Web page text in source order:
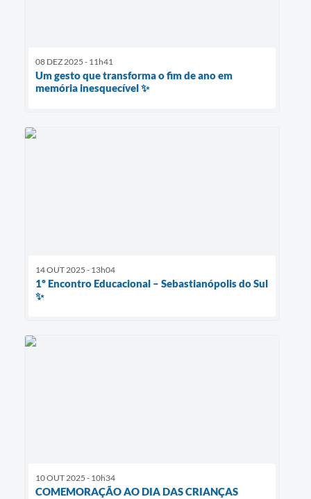
08 DEZ 2025 - 11h41
Um gesto que transforma o fim de ano em
memória inesquecível ✨
14 OUT 2025 - 13h04
1º Encontro Educacional – Sebastianópolis do Sul
✨
10 OUT 2025 - 10h34
COMEMORAÇÃO AO DIA DAS CRIANÇAS